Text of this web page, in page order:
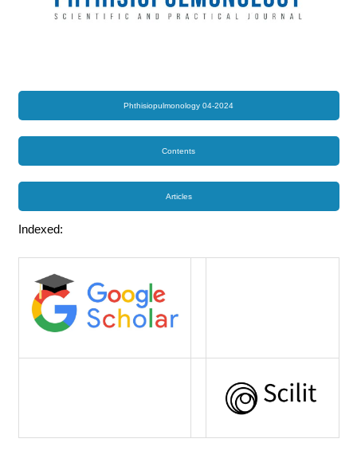
Phthisiopulmonology 04-2024
Contents
Articles
Indexed: